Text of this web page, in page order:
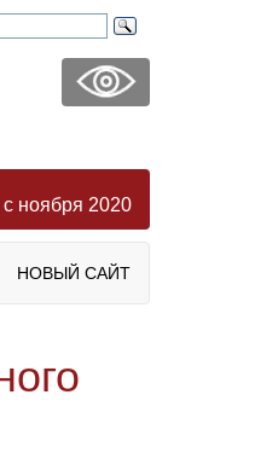
ноября 2020
НОВЫЙ САЙТ